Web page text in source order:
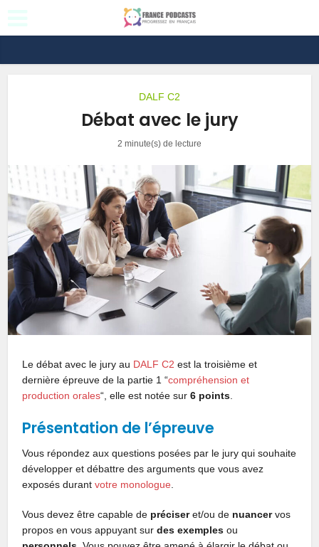
DALF C2
Débat avec le jury
2 minute(s) de lecture
Le débat avec le jury au DALF C2 est la troisième et
dernière épreuve de la partie 1 “compréhension et
production orales“, elle est notée sur6 points
Présentation de l’épreuve
Vous répondez aux questions posées par le jury qui souhaite
développer et débattre des arguments que vous avez
exposés durantvotre monologue
Vous devez être capable de préciseret/ou de nuancervos
propos en vous appuyant surdes exemples ou